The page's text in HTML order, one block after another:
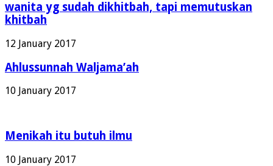
wanita yg sudah dikhitbah, tapi memutuskan
khitbah
12 January 2017
Ahlussunnah Waljama’ah
10 January 2017
Menikah itu butuh ilmu
10 January 2017